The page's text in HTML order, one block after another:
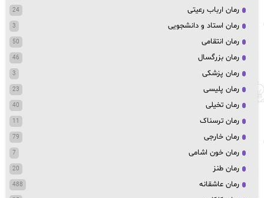
رمان ارباب رعیتی 24
رمان استاد و دانشجویی 3
رمان انتقامی 50
رمان بزرگسال 46
رمان پزشکی 3
رمان پلیسی 23
رمان تخیلی 40
رمان ترسناک 11
رمان خارجی 79
رمان خون اشامی 7
رمان طنز 20
رمان عاشقانه 488